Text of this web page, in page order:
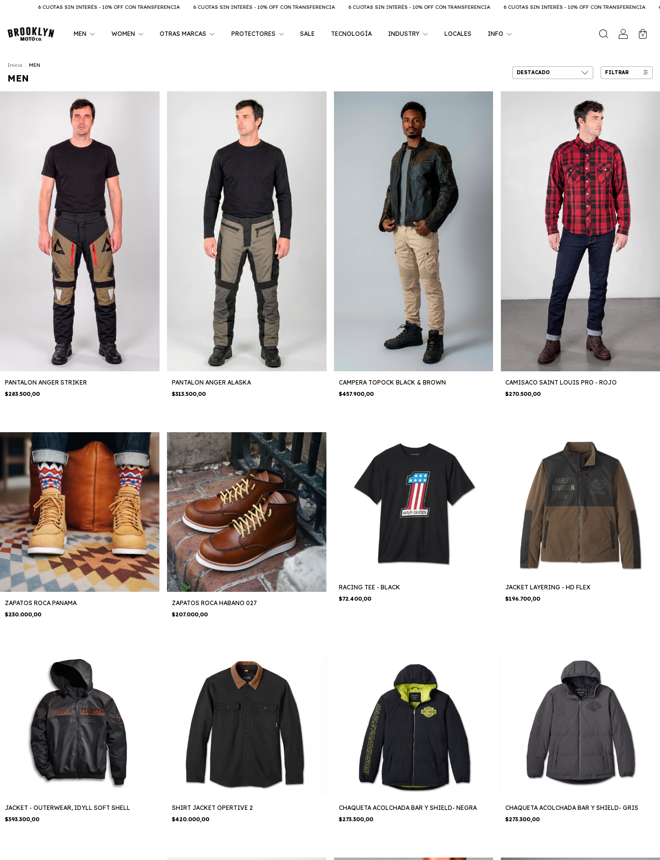
CON TRANSFERENCIA 6 CUOTAS SIN INTERÉS - 10% OFF CON TRANSFERENCIA 6 CUOTAS SIN INTERÉS - 10% OFF CON TRANSFERENCIA 6 CUOTAS SIN INTERÉS - 10% OFF CON TRANSFERENCIA 6 CUOTAS SIN INTERÉS - 10% OFF CON
MEN WOMEN OTRAS MARCAS PROTECTORES SALE TECNOLOGÍA INDUSTRY LOCALES INFO 0
Inicio . MEN
MEN
FILTRAR
PANTALON ANGER STRIKER
$283.500,00
PANTALON ANGER ALASKA
$313.500,00
CAMPERA TOPOCK BLACK & BROWN
$457.900,00
CAMISACO SAINT LOUIS PRO - ROJO
$270.500,00
ZAPATOS ROCA PANAMA
$230.000,00
ZAPATOS ROCA HABANO 027
$207.000,00
RACING TEE - BLACK
$72.400,00
JACKET LAYERING - HD FLEX
$196.700,00
JACKET - OUTERWEAR, IDYLL SOFT SHELL
$393.300,00
SHIRT JACKET OPERTIVE 2
$420.000,00
CHAQUETA ACOLCHADA BAR Y SHIELD- NEGRA
$273.300,00
CHAQUETA ACOLCHADA BAR Y SHIELD- GRIS
$273.300,00